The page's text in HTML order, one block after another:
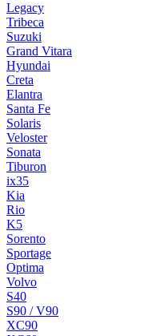
Legacy
Tribeca
Suzuki
Grand Vitara
Hyundai
Creta
Elantra
Santa Fe
Solaris
Veloster
Sonata
Tiburon
ix35
Kia
Rio
K5
Sorento
Sportage
Optima
Volvo
S40
S90 / V90
XC90